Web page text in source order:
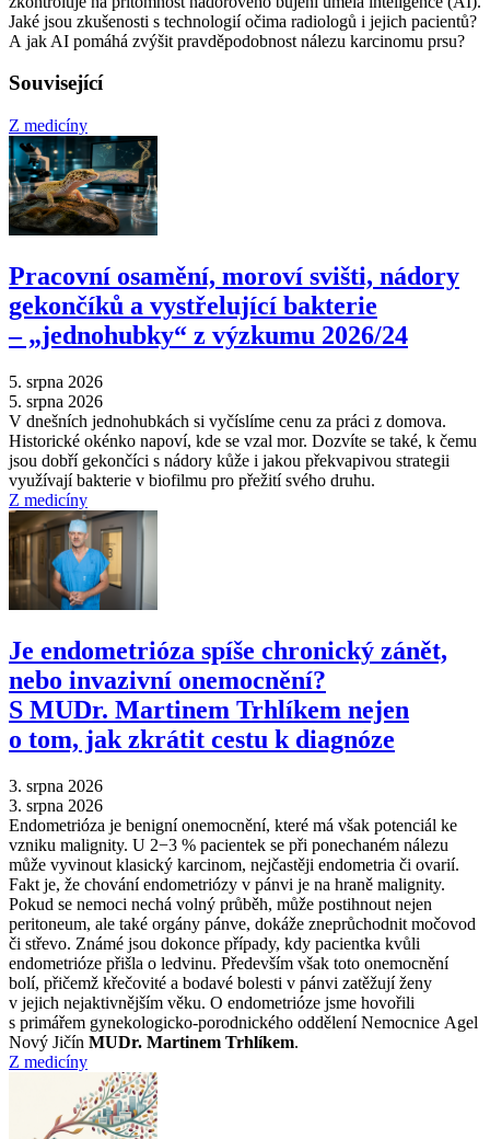
Jaké jsou zkušenosti s technologií očima radiologů i jejich pacientů?
A jak AI pomáhá zvýšit pravděpodobnost nálezu karcinomu prsu?
Související
Z medicíny
Pracovní osamění, moroví svišti, nádory
gekončíků a vystřelující bakterie
–⁠ „jednohubky“ z výzkumu 2026/24
5. srpna 2026
5. srpna 2026
V dnešních jednohubkách si vyčíslíme cenu za práci z domova.
Historické okénko napoví, kde se vzal mor. Dozvíte se také, k čemu
jsou dobří gekončíci s nádory kůže i jakou překvapivou strategii
využívají bakterie v biofilmu pro přežití svého druhu.
Z medicíny
Je endometrióza spíše chronický zánět,
nebo invazivní onemocnění?
S MUDr. Martinem Trhlíkem nejen
o tom, jak zkrátit cestu k diagnóze
3. srpna 2026
3. srpna 2026
Endometrióza je benigní onemocnění, které má však potenciál ke
vzniku malignity. U 2−3 % pacientek se při ponechaném nálezu
může vyvinout klasický karcinom, nejčastěji endometria či ovarií.
Fakt je, že chování endometriózy v pánvi je na hraně malignity.
Pokud se nemoci nechá volný průběh, může postihnout nejen
peritoneum, ale také orgány pánve, dokáže zneprůchodnit močovod
či střevo. Známé jsou dokonce případy, kdy pacientka kvůli
endometrióze přišla o ledvinu. Především však toto onemocnění
bolí, přičemž křečovité a bodavé bolesti v pánvi zatěžují ženy
v jejich nejaktivnějším věku. O endometrióze jsme hovořili
s primářem gynekologicko-porodnického oddělení Nemocnice Agel
Nový Jičín MUDr. Martinem Trhlíkem.
Z medicíny